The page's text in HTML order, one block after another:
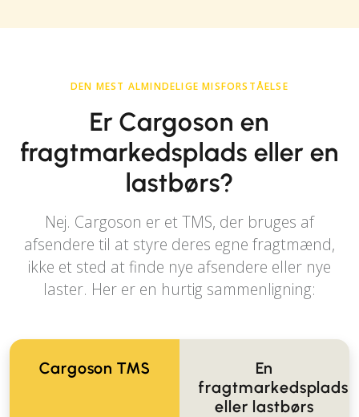
DEN MEST ALMINDELIGE MISFORSTÅELSE
Er Cargoson en
fragtmarkedsplads eller en
lastbørs?
Nej. Cargoson er et TMS, der bruges af
afsendere til at styre deres egne fragtmænd,
ikke et sted at finde nye afsendere eller nye
laster. Her er en hurtig sammenligning:
Cargoson TMS
En
fragtmarkedsplads
eller lastbørs